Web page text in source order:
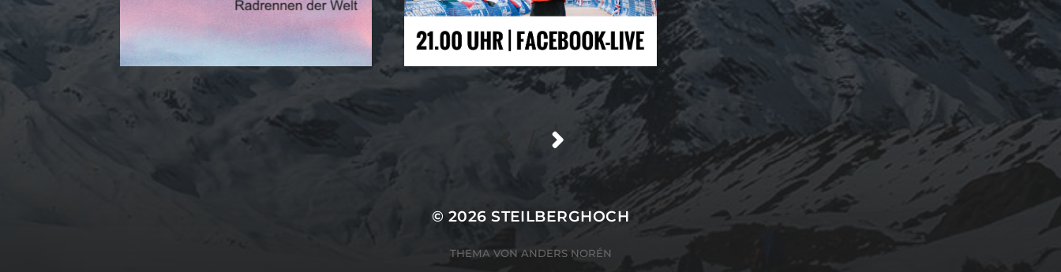
© 2026STEILBERGHOCH
THEMA VON ANDERS NORÉN